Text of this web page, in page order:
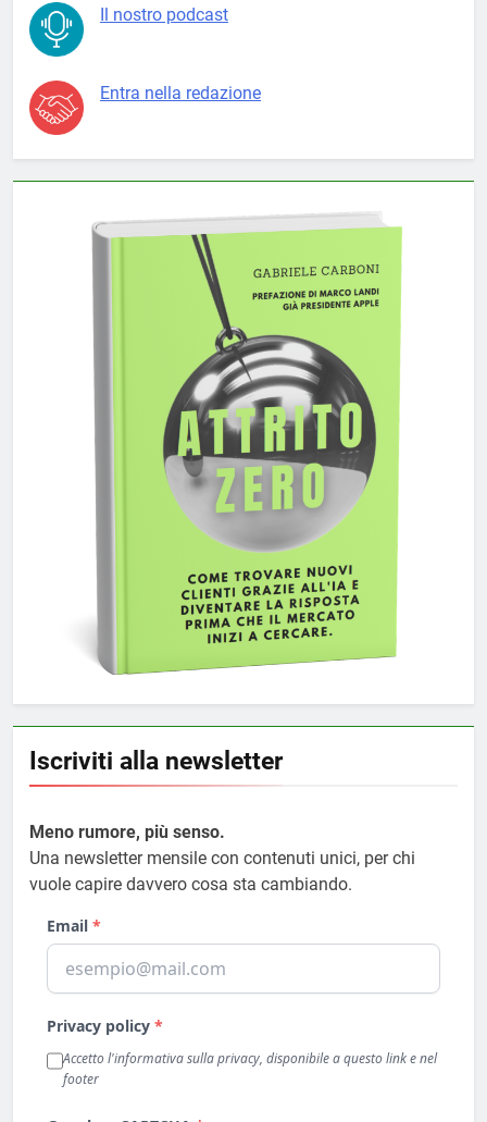
Il nostro podcast
Entra nella redazione
Iscriviti alla newsletter
Meno rumore, più senso.
Una newsletter mensile con contenuti unici, per chi
vuole capire davvero cosa sta cambiando.